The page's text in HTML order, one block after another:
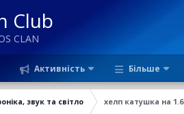
Club
CLAN
Активність Більше
звук та світло хелп катушка на 1.6